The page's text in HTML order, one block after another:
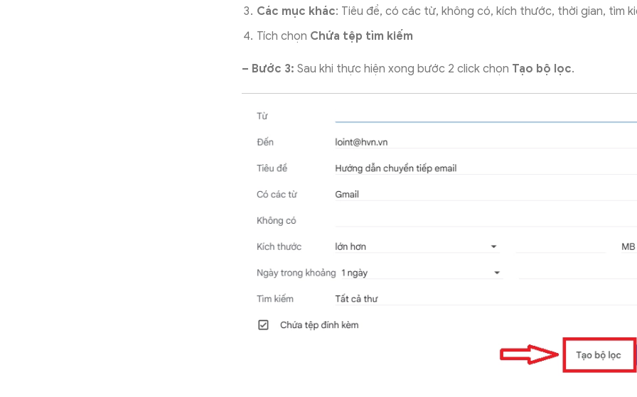
Các mục khác: Tiêu đề, có các từ, không có, kích thước, thời gian, tìm
Tích chọn Chứa tệp tìm kiếm
– Bước 3: Sau khi thực hiện xong bước 2 click chọn Tạo bộ lọc.